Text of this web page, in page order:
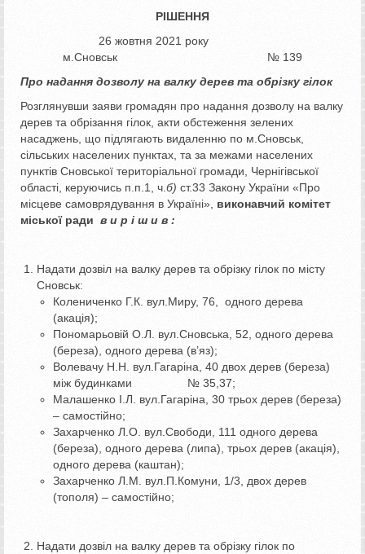
РІШЕННЯ
26 жовтня 2021 року
м.Сновськ № 139
Про надання дозволу на валку дерев та обрізку гілок
Розглянувши заяви громадян про надання дозволу на валку
дерев та обрізання гілок, акти обстеження зелених
насаджень, що підлягають видаленню по м.Сновськ,
сільських населених пунктах, та за межами населених
пунктів Сновської територіальної громади, Чернігівської
області, керуючись п.п.1, ч. б) ст.33 Закону України «Про
місцеве самоврядування в Україні», виконавчий комітет
міської ради в и р і ш и в :
Надати дозвіл на валку дерев та обрізку гілок по місту
Сновськ:
Колениченко Г.К. вул.Миру, 76, одного дерева
(акація);
Пономарьовій О.Л. вул.Сновська, 52, одного дерева
(береза), одного дерева (в’яз);
Волевачу Н.Н. вул.Гагаріна, 40 двох дерев (береза)
між будинками № 35,37;
Малашенко І.Л. вул.Гагаріна, 30 трьох дерев (береза)
– самостійно;
Захарченко Л.О. вул.Свободи, 111 одного дерева
(береза), одного дерева (липа), трьох дерев (акація),
одного дерева (каштан);
Захарченко Л.М. вул.П.Комуни, 1/3, двох дерев
(тополя) – самостійно;
Надати дозвіл на валку дерев та обрізку гілок по